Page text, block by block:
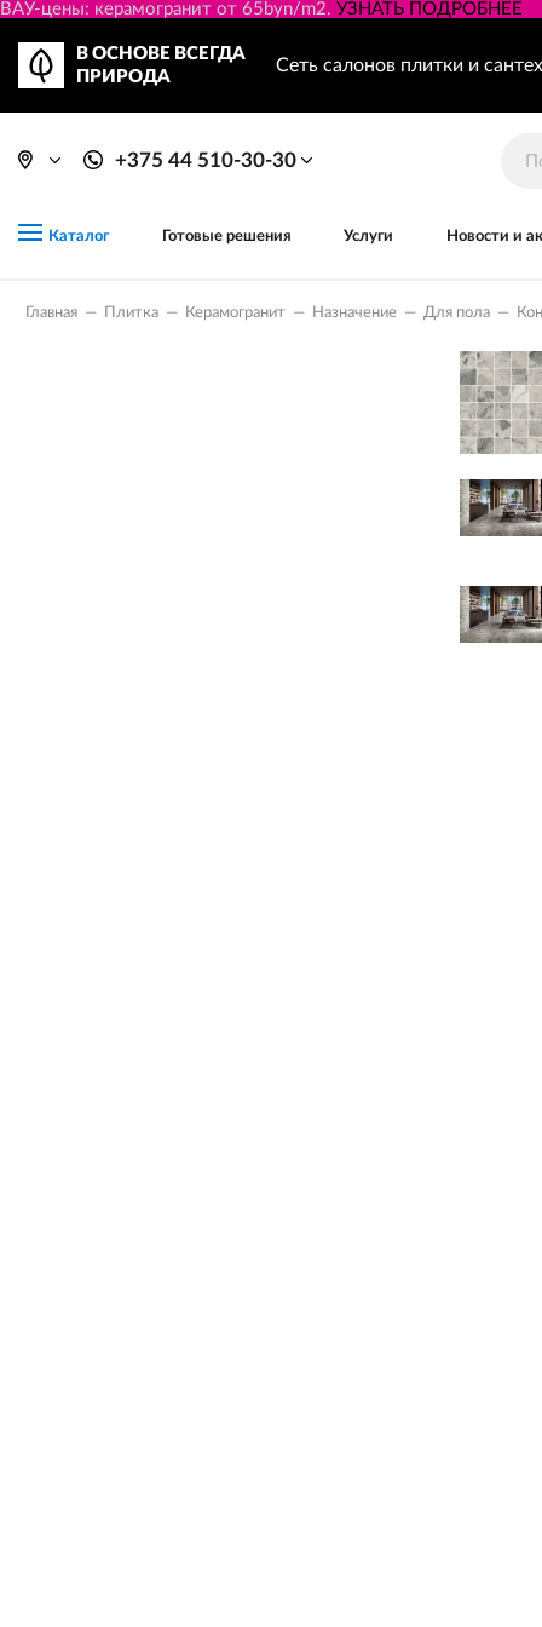
ВАУ-цены: керамогранит от 65byn/m2. УЗНАТЬ ПОДРОБНЕЕ
В ОСНОВЕ ВСЕГДА
ПРИРОДА
Сеть салонов плитки и
+375 44 510-30-30
Каталог Готовые решения Услуги Новости и
Главная — Плитка — Керамогранит — Назначение — Для пола —